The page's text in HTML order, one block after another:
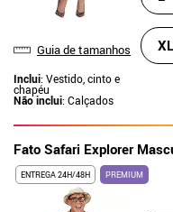
Guia de tamanhos
Inclui: Vestido, cinto e
chapéu
Não inclui: Calçados
XL
Fato Safari Explorer
ENTREGA 24H/48H PREMIUM